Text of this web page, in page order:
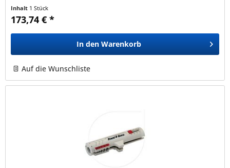
Inhalt 1 Stück
173,74 € *
In den Warenkorb
Auf die Wunschliste